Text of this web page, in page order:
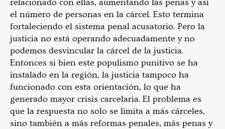
el número de personas en la cárcel. Esto termina
fortaleciendo el sistema penal acusatorio. Pero la
justicia no está operando adecuadamente y no
podemos desvincular la cárcel de la justicia.
Entonces si bien este populismo punitivo se ha
instalado en la región, la justicia tampoco ha
funcionado con esta orientación, lo que ha
generado mayor crisis carcelaria. El problema es
que la respuesta no solo se limita a más cárceles,
sino también a más reformas penales, más penas y